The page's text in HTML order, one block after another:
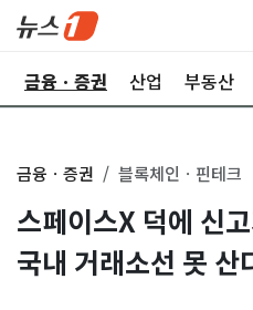
금융ㆍ증권 산업 부동산
금융ㆍ증권 블록체인ㆍ핀테크
스페이스X 덕에 신
국내 거래소선 못 산